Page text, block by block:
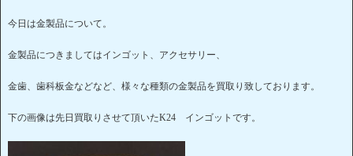
今日は金製品について。
金製品につきましてはインゴット、アクセサリー、
金歯、歯科板金などなど、様々な種類の金製品を買取り致しております。
下の画像は先日買取りさせて頂いたK24 インゴットです。